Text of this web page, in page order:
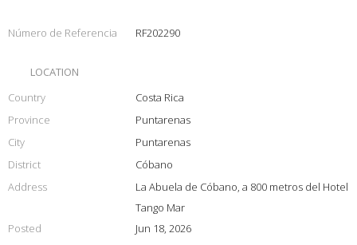
Número de Referencia RF202290
LOCATION
Country
Costa Rica
Province
Puntarenas
City
Puntarenas
District
Cóbano
Address
La Abuela de Cóbano, a 800 metros del Hotel
Tango Mar
Posted
Jun 18, 2026